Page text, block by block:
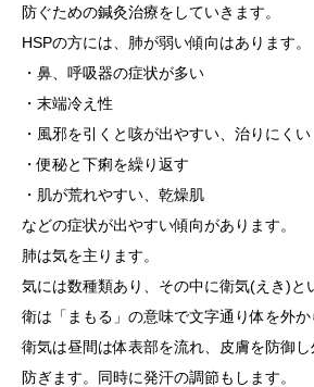
防ぐための鍼灸治療をしていきます。
HSPの方には、肺が弱い傾向はあります。
・鼻、呼吸器の症状が多い
・末端冷え性
・風邪を引くと咳が出やすい、治りにくい
・便秘と下痢を繰り返す
・肌が荒れやすい、乾燥肌
などの症状が出やすい傾向があります。
肺は気を主ります。
気には数種類あり、その中に衛気(えき)と
衛は「まもる」の意味で文字通り体を外か
衛気は昼間は体表部を流れ、皮膚を防御
防ぎます。同時に発汗の調節もします。